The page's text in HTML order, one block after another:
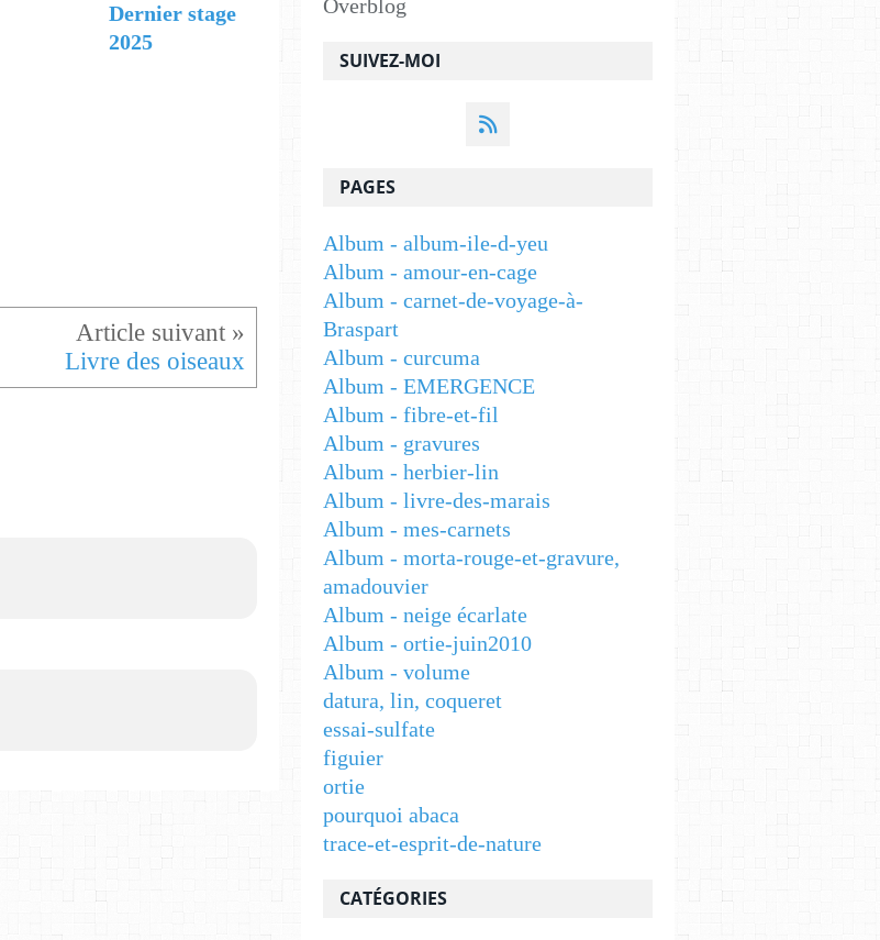
Dernier stage
2025
Livre des oiseaux
SUIVEZ-MOI
Overblog
PAGES
Album - album-ile-d-yeu
Album - amour-en-cage
Album - carnet-de-voyage-à-
Braspart
Album - curcuma
Album - EMERGENCE
Album - fibre-et-fil
Album - gravures
Album - herbier-lin
Album - livre-des-marais
Album - mes-carnets
Album - morta-rouge-et-gravure,
amadouvier
Album - neige écarlate
Album - ortie-juin2010
Album - volume
datura, lin, coqueret
essai-sulfate
figuier
ortie
pourquoi abaca
trace-et-esprit-de-nature
CATÉGORIES